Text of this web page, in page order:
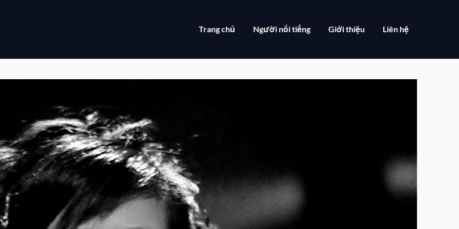
Trang chủ Người nổi tiếng Giới thiệu Liên hệ